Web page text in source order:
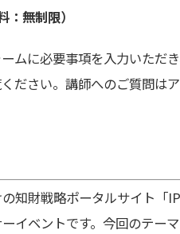
無制限）
ムに必要事項を入力いただ
ださい。講師へのご質問は
知財戦略ポータルサイト「
イベントです。今回のテー